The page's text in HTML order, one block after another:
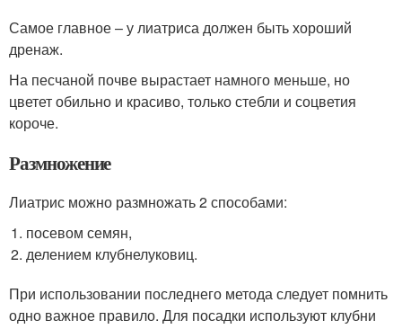
Самое главное – у лиатриса должен быть хороший
дренаж.
На песчаной почве вырастает намного меньше, но
цветет обильно и красиво, только стебли и соцветия
короче.
Размножение
Лиатрис можно размножать 2 способами:
посевом семян,
делением клубнелуковиц.
При использовании последнего метода следует помнить
одно важное правило. Для посадки используют клубни